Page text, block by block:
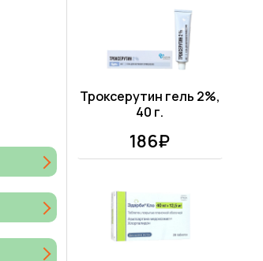
Троксерутин гель 2%,
40 г.
186₽